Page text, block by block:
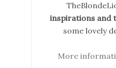
inspirations and
some lovely
More